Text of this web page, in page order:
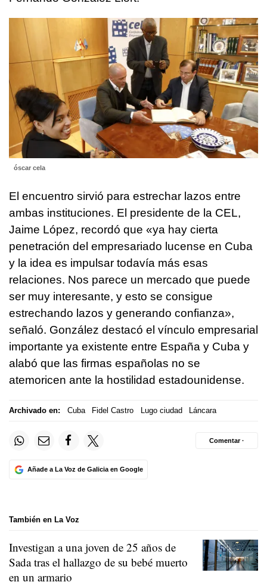
óscar cela
El encuentro sirvió para estrechar lazos entre
ambas instituciones. El presidente de la CEL,
Jaime López, recordó que «ya hay cierta
penetración del empresariado lucense en Cuba
y la idea es impulsar todavía más esas
relaciones. Nos parece un mercado que puede
ser muy interesante, y esto se consigue
estrechando lazos y generando confianza»,
señaló. González destacó el vínculo empresarial
importante ya existente entre España y Cuba y
alabó que las firmas españolas no se
atemoricen ante la hostilidad estadounidense.
Archivado en: Cuba Fidel Castro Lugo ciudad Láncara
Añade a La Voz de Galicia en Google
Comentar ·
También en La Voz
Investigan a una joven de 25 años de
Sada tras el hallazgo de su bebé muerto
en un armario